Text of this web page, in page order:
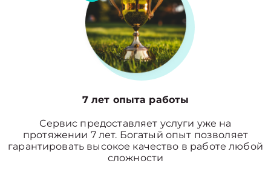
7 лет опыта работы
Сервис предоставляет услуги уже на
протяжении 7 лет. Богатый опыт позволяет
гарантировать высокое качество в работе любой
сложности